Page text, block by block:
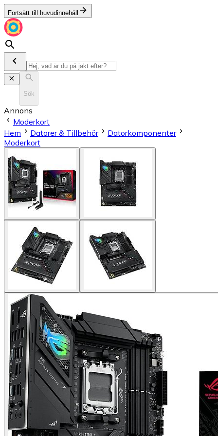
Fortsätt till huvudinnehåll
Sök
Annons
Moderkort
Hem
Datorer & Tillbehör
Datorkomponenter
Moderkort